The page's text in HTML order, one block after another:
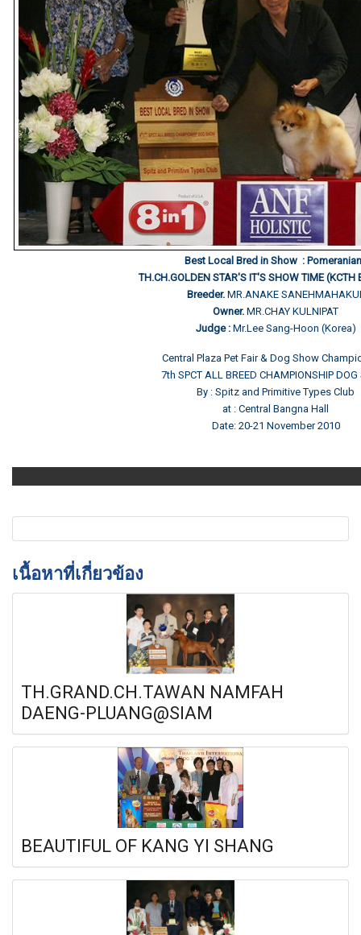
Best Local Bred in Show :
TH.CH.GOLDEN STAR'S IT'S SHOW TIME (KCTH
Breeder.MR.ANAKE
Owner. MR.CHAY KULNIPAT
Judge :Mr.Lee Sang-Hoon (Korea)
Central Plaza Pet Fair & Dog Show
7th SPCT ALL BREED CHAMPIONSHIP DOG
By : Spitz and Primitive Types Club
at : Central Bangna Hall
Date: 20-21 November 2010
เนื้อหาที่เกี่ยวข้อง
TH.GRAND.CH.TAWAN NAMFAH
DAENG-PLUANG@SIAM
BEAUTIFUL OF KANG YI SHANG